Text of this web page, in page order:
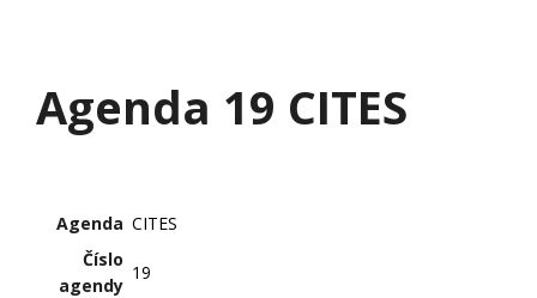
Agenda 19 CITES
Agenda CITES
Číslo
agendy
19